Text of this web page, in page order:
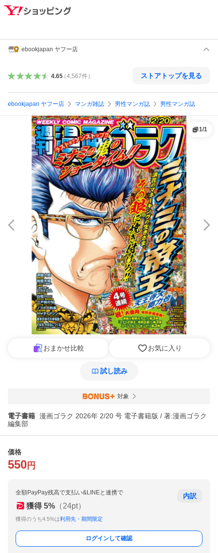
ebookjapan ヤフー店
4.65（4,567件） ストアトップを見る
ebookjapan ヤフー店 マンガ雑誌 男性マンガ誌 男性マンガ誌
1/1
おまかせ比較 お気に入り
試し読み
対象
電子書籍 漫画ゴラク 2026年 2/20 号 電子書籍版 / 著:漫画ゴラク
編集部
価格
550 円
全額PayPay残高で支払い&LINEと連携で
獲得 5% （24pt）
獲得のうち4.5%は利用先・期間限定
内訳
ログインして確認